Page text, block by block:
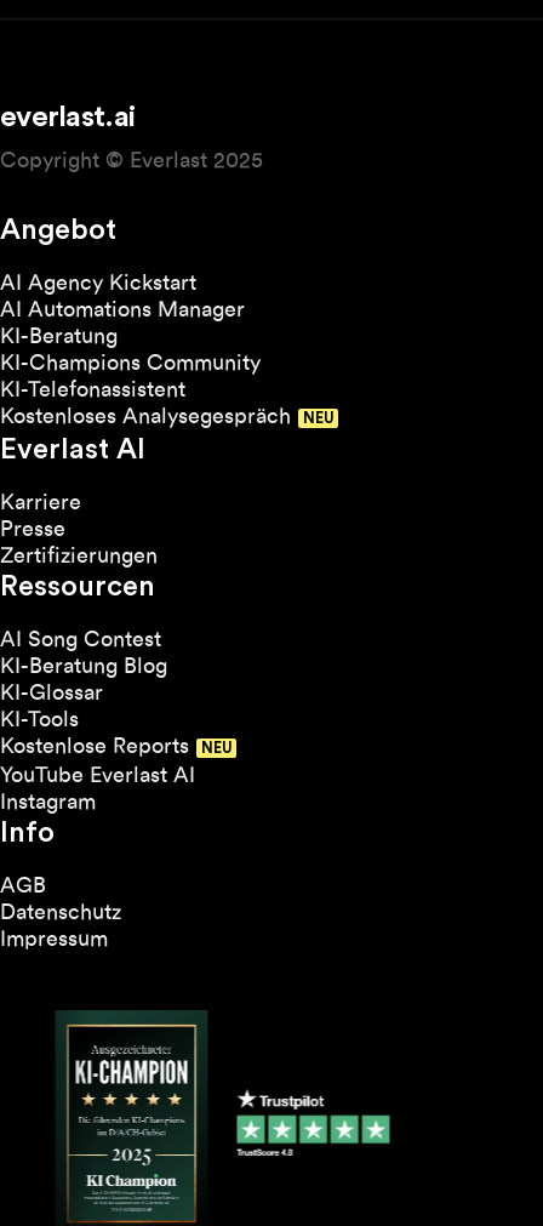
everlast.ai
Copyright © Everlast 2025
Angebot
AI Agency Kickstart
AI Automations Manager
KI-Beratung
KI-Champions Community
KI-Telefonassistent
Kostenloses Analysegespräch
Everlast AI
Karriere
Presse
Zertifizierungen
Ressourcen
AI Song Contest
KI-Beratung Blog
KI-Glossar
KI-Tools
Kostenlose Reports
YouTube Everlast AI
Instagram
Info
AGB
Datenschutz
Impressum